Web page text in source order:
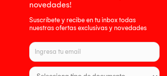
novedades!
Suscríbete y recibe en tu inbox todas
nuestras ofertas exclusivas y novedades